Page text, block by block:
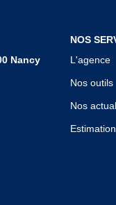
Nancy
NOS
L'agence
Nos outils
Nos
Estimation